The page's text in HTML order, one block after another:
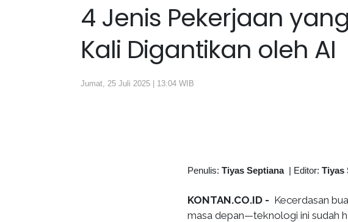
4 Jenis Pekerjaan
Kali Digantikan oleh AI
Jumat, 25 Juli 2025 | 13:04 WIB
Penulis: Tiyas Septiana| Editor: Tiyas
KONTAN.CO.ID - Kecerdasan
masa depan—teknologi ini sudah